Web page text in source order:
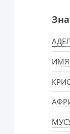
ИМЯ